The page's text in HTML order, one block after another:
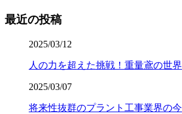
最近の投稿
2025/03/12
人の力を超えた挑戦！重量鳶の世界
2025/03/07
将来性抜群のプラント工事業界の今